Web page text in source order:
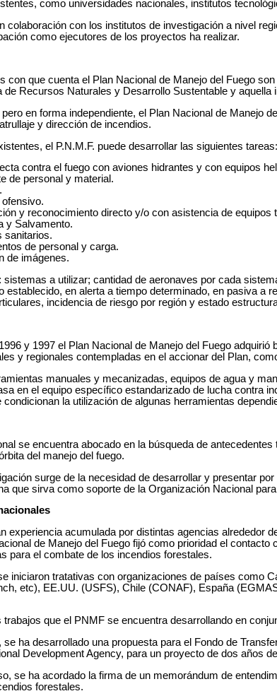
como universidades nacionales, institutos
colaboración con los institutos de investigación a nivel
como ejecutores de los proyectos ha realizar.
con que cuenta el Plan Nacional de Manejo del Fuego
de Recursos Naturales y Desarrollo Sustentable y aquella
en forma independiente, el Plan Nacional de Manejo
y dirección de incendios.
el P.N.M.F. puede desarrollar las siguientes tareas:
contra el fuego con aviones hidrantes y con equipos
de personal y material.
y reconocimiento directo y/o con asistencia de equipos
y Salvamento.
sanitarios.
de personal y carga.
de imágenes.
sistemas a utilizar; cantidad de aeronaves por cada
establecido, en alerta a tiempo determinado, en pasiva a
incidencia de riesgo por región y estado
y 1997 el Plan Nacional de Manejo del Fuego
y regionales contempladas en el accionar del Plan,
manuales y mecanizadas, equipos de agua y
en el equipo específico estandarizado de lucha contra
condicionan la utilización de algunas herramientas
se encuentra abocado en la búsqueda de
del manejo del fuego.
surge de la necesidad de desarrollar y presentar
que sirva como soporte de la Organización Nacional
experiencia acumulada por distintas agencias alrededor
de Manejo del Fuego fijó como prioridad el
para el combate de los incendios forestales.
iniciaron tratativas con organizaciones de países como
etc), EE.UU. (USFS), Chile (CONAF), España
trabajos que el PNMF se encuentra desarrollando en
se ha desarrollado una propuesta para el Fondo de
Development Agency, para un proyecto de dos años
se ha acordado la firma de un memorándum de
forestales.